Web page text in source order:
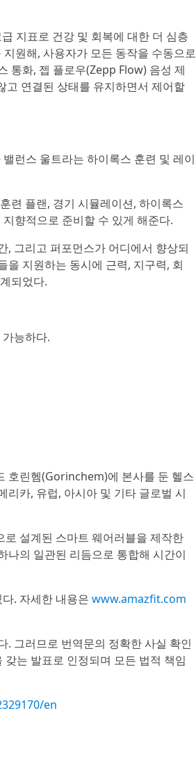
지표로 건강 및 회복에 대한 더 심층
원해, 사용자가 모든 동작을 수동으로
통화, 젭 플로우(Zepp Flow) 음성 제
연결된 상태를 유지하면서 제어할
런스 울트라는 하이록스 훈련 및 레이
련 플랜, 경기 시뮬레이션, 하이록스
향적으로 준비할 수 있게 해준다.
, 그리고 퍼포먼스가 어디에서 향상되
을 지원하는 동시에 근력, 지구력, 회
되었다.
능하다.
호린헴(Gorinchem)에 본사를 둔 헬스
카, 유럽, 아시아 및 기타 글로벌 시
설계된 스마트 웨어러블을 제작한
나의 일관된 리듬으로 통합해 시간이
. 자세한 내용은 www.amazfit.com
. 그러므로 번역문의 정확한 사실 확인
는 발표로 인정되며 모든 법적 책임
en